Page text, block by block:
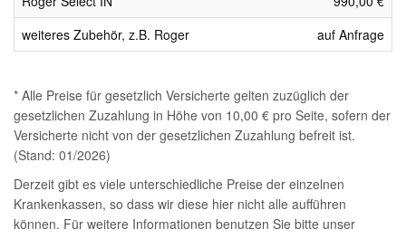
weiteres Zubehör, z.B. Roger
auf Anfrage
* Alle Preise für gesetzlich Versicherte gelten zuzüglich der
gesetzlichen Zuzahlung in Höhe von 10,00 € pro Seite, sofern der
Versicherte nicht von der gesetzlichen Zuzahlung befreit ist.
(Stand: 01/2026)
Derzeit gibt es viele unterschiedliche Preise der einzelnen
Krankenkassen, so dass wir diese hier nicht alle aufführen
können. Für weitere Informationen benutzen Sie bitte unser